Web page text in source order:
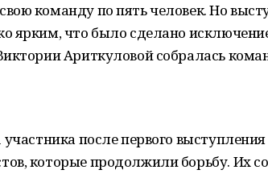
команду по пять человек. Но
ярким, что было сделано
Ариткуловой собралась
участника после первого
которые продолжили борьбу. Их